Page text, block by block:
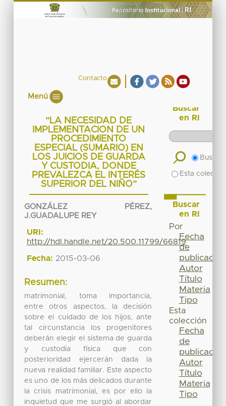
Contacto
Menú
“LA NECESIDAD DE
IMPLEMENTACION DE UN
PROCEDIMIENTO
ESPECIAL (SUMARIO) EN
LOS JUICIOS DE GUARDA
Y CUSTODIA, DONDE
PREVALEZCA EL INTERÉS
SUPERIOR DEL NIÑO”
GONZÁLEZ PÉREZ,
J.GUADALUPE REY
URI:
http://hdl.handle.net/20.500.11799/66819
Fecha: 2015-03-06
Resumen:
matrimonial, toma importancia,
entre otros aspectos, la decisión
sobre el cuidado de los hijos, ante
tal circunstancia los progenitores
deberán elegir el sistema de guarda
y custodia física que con
posterioridad ejercerán dada la
nueva realidad familiar. Este aspecto
es uno de los más delicados durante
la crisis matrimonial, es por ello la
inquietud que me surgió al abordar
Buscar
en RI
Buscar
Esta
Buscar
en RI
Por
Fecha
de
publicación
Autor
Título
Materia
Tipo
Esta
colección
Fecha
de
publicación
Autor
Título
Materia
Tipo